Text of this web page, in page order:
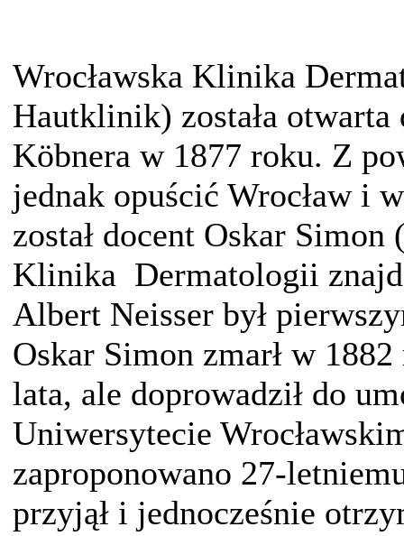
Wrocławska Klinika
Hautklinik) została
Köbnera w 1877 roku. Z
jednak opuścić Wrocław i
został docent Oskar
Klinika Dermatologii
Albert Neisser był
Oskar Simon zmarł w
lata, ale doprowadził do
Uniwersytecie
zaproponowano 27-
przyjął i jednocześnie